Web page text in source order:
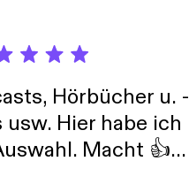
Hörbücher u. -
usw. Hier habe ich
Macht 👍